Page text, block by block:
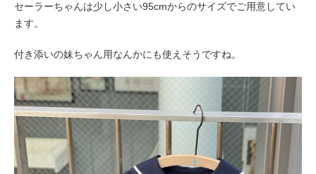
セーラーちゃんは少し小さい95cmからのサイズでご用意してい
ます。
付き添いの妹ちゃん用なんかにも使えそうですね。